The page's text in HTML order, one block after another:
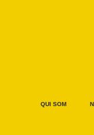
QUI SOM